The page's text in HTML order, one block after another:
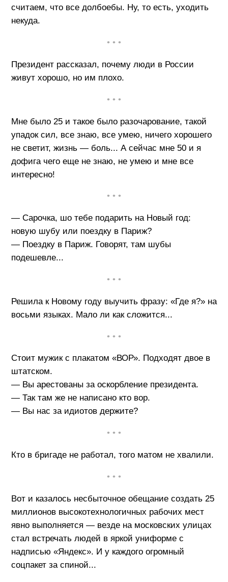
считаем, что все долбоебы. Ну, то есть, уходить
некуда.
• • •
Президент рассказал, почему люди в России
живут хорошо, но им плохо.
• • •
Мне было 25 и такое было разочарование, такой
упадок сил, все знаю, все умею, ничего хорошего
не светит, жизнь — боль... А сейчас мне 50 и я
дофига чего еще не знаю, не умею и мне все
интересно!
• • •
— Сарочка, шо тебе подарить на Новый год:
новую шубу или поездку в Париж?
— Поездку в Париж. Говорят, там шубы
подешевле...
• • •
Решила к Новому году выучить фразу: «Где я?» на
восьми языках. Мало ли как сложится...
• • •
Стоит мужик с плакатом «ВОР». Подходят двое в
штатском.
— Вы арестованы за оскорбление президента.
— Так там же не написано кто вор.
— Вы нас за идиотов держите?
• • •
Кто в бригаде не работал, того матом не хвалили.
• • •
Вот и казалось несбыточное обещание создать 25
миллионов высокотехнологичных рабочих мест
явно выполняется — везде на московских улицах
стал встречать людей в яркой униформе с
надписью «Яндекс». И у каждого огромный
соцпакет за спиной...